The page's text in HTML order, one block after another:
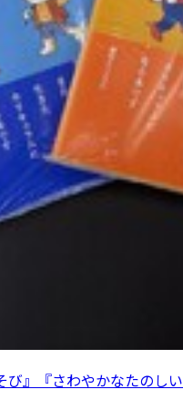
び』『さわやかなたの